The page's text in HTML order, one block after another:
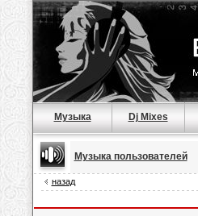
Музыка Dj Mixes
Музыка пользователей
назад